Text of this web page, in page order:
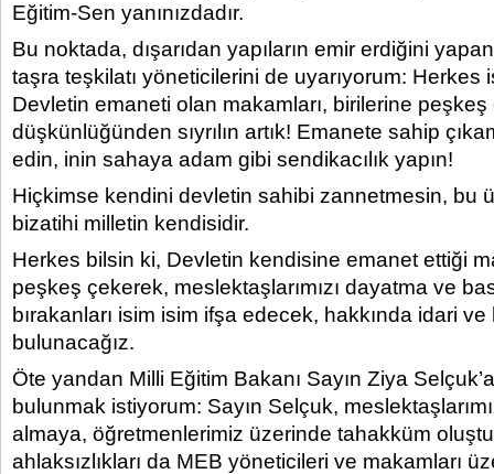
Eğitim-Sen yanınızdadır.
Bu noktada, dışarıdan yapıların emir erdiğini
taşra teşkilatı yöneticilerini de uyarıyorum: Herkes
Devletin emaneti olan makamları, birilerine
düşkünlüğünden sıyrılın artık! Emanete sahip
edin, inin sahaya adam gibi sendikacılık yapın!
Hiçkimse kendini devletin sahibi zannetmesin, bu
bizatihi milletin kendisidir.
Herkes bilsin ki, Devletin kendisine emanet ettiği
peşkeş çekerek, meslektaşlarımızı dayatma ve
bırakanları isim isim ifşa edecek, hakkında idari
bulunacağız.
Öte yandan Milli Eğitim Bakanı Sayın Ziya
bulunmak istiyorum: Sayın Selçuk,
almaya, öğretmenlerimiz üzerinde tahakküm
ahlaksızlıkları da MEB yöneticileri ve makamları